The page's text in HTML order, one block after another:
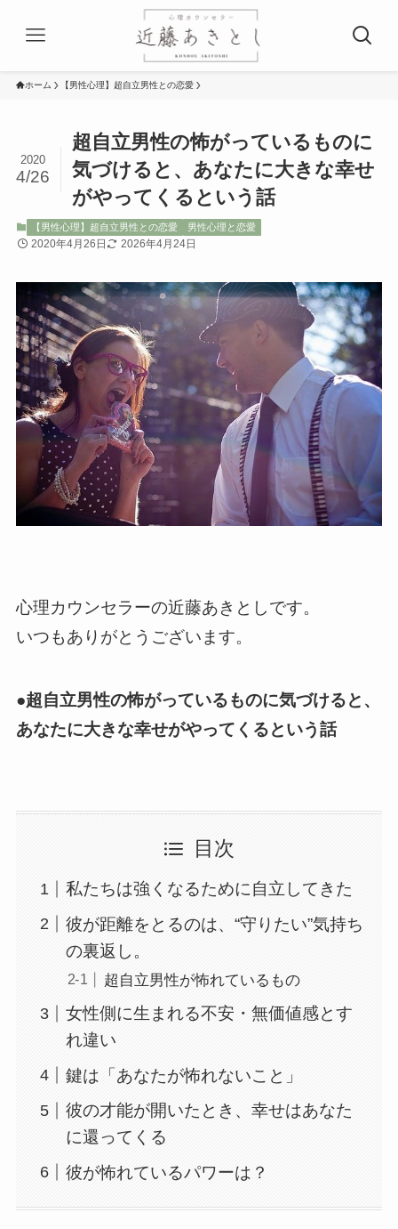
ホーム 【男性心理】超自立男性との恋愛
超自立男性の怖がっているものに
気づけると、あなたに大きな幸せ
がやってくるという話
2020
4/26
【男性心理】超自立男性との恋愛 男性心理と恋愛
2020年4月26日 2026年4月24日
心理カウンセラーの近藤あきとしです。
いつもありがとうございます。
●超自立男性の怖がっているものに気づけると、
あなたに大きな幸せがやってくるという話
目次
私たちは強くなるために自立してきた
彼が距離をとるのは、“守りたい”気持ち
の裏返し。
超自立男性が怖れているもの
女性側に生まれる不安・無価値感とす
れ違い
鍵は「あなたが怖れないこと」
彼の才能が開いたとき、幸せはあなた
に還ってくる
彼が怖れているパワーは？